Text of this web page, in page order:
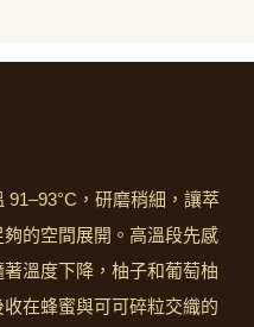
，研磨稍細，讓萃
的空間展開。高溫段先感
溫度下降，柚子和葡萄柚
在蜂蜜與可可碎粒交織的